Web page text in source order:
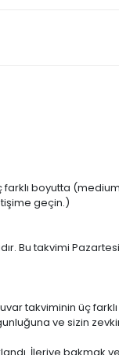
farklı boyutta
geçin.)
Bu takvimi
takviminin üç
ve sizin